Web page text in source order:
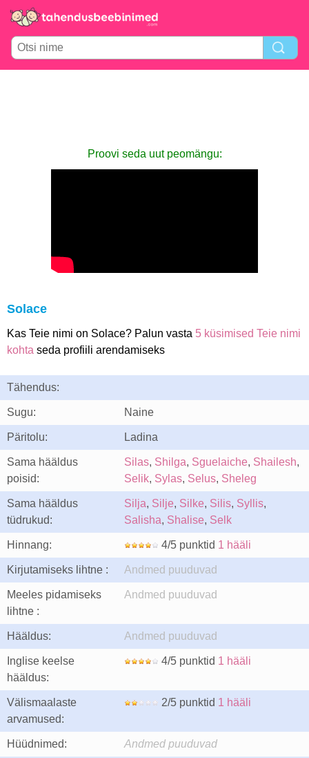
Proovi seda uut peomängu:
Solace
Kas Teie nimi on Solace? Palun vasta 5 küsimised Teie nimi
kohta seda profiili arendamiseks
Tähendus:
Sugu: Naine
Päritolu: Ladina
Sama hääldus
poisid:
Silas, Shilga, Sguelaiche, Shailesh,
Selik, Sylas, Selus, Sheleg
Sama hääldus
tüdrukud:
Silja, Silje, Silke, Silis, Syllis,
Salisha, Shalise, Selk
Hinnang: 4/5 punktid 1 hääli
Kirjutamiseks lihtne : Andmed puuduvad
Meeles pidamiseks
lihtne :
Andmed puuduvad
Hääldus: Andmed puuduvad
Inglise keelse
hääldus:
4/5 punktid 1 hääli
Välismaalaste
arvamused:
2/5 punktid 1 hääli
Hüüdnimed: Andmed puuduvad